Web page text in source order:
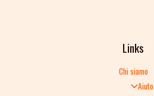
Links
Chi siamo
Aiuto